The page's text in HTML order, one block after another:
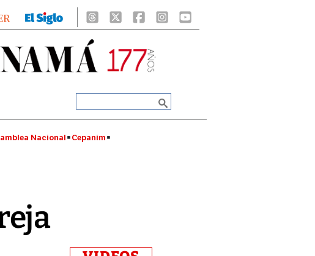
Nacional Cepanim